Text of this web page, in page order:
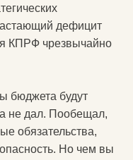
дефицит
КПРФ чрезвычайно
бюджета будут
не дал. Пообещал,
обязательства,
Но чем вы